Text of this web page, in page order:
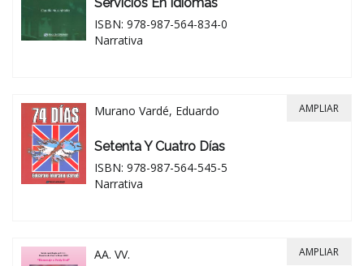
ISBN: 978-987-564-834-0
Narrativa
Murano Vardé, Eduardo
Setenta Y Cuatro Días
ISBN: 978-987-564-545-5
Narrativa
AMPLIAR
AA. VV. AMPLIAR